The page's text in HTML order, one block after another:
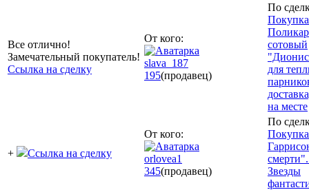
Все отлично!
Замечательный покупатель!
Ссылка на сделку
От кого:
slava_187
195(продавец)
По
сотовый
для
на месте
+ Ссылка на сделку
От кого:
orlovea1
345(продавец)
По
Звезды